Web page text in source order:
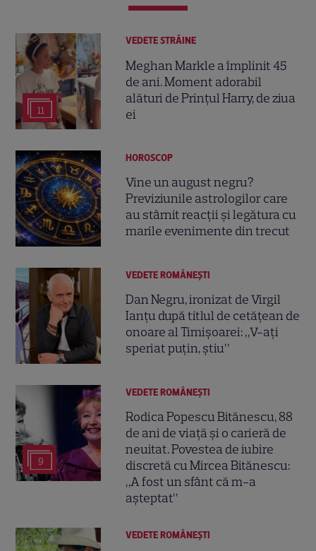
11
VEDETE STRĂINE
Meghan Markle a împlinit 45
de ani. Moment adorabil
alături de Prințul Harry, de ziua
ei
HOROSCOP
Vine un august negru?
Previziunile astrologilor care
au stârnit reacții și legătura cu
marile evenimente din trecut
VEDETE ROMÂNEŞTI
Dan Negru, ironizat de Virgil
Ianțu după titlul de cetățean de
onoare al Timișoarei: „V-ați
speriat puțin, știu”
9
VEDETE ROMÂNEŞTI
Rodica Popescu Bitănescu, 88
de ani de viață și o carieră de
neuitat. Povestea de iubire
discretă cu Mircea Bitănescu:
„A fost un sfânt că m-a
așteptat”
VEDETE ROMÂNEŞTI